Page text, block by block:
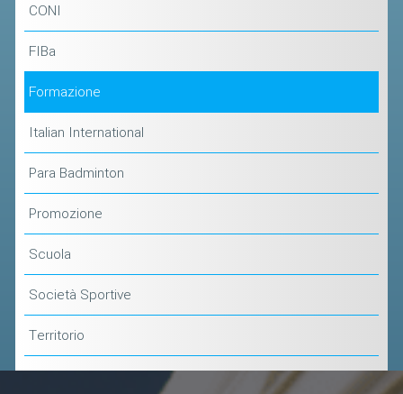
CONI
FIBa
Formazione
Italian International
Para Badminton
Promozione
Scuola
Società Sportive
Territorio
AFFILIARE UN ESD
ALBO D'ORO CAMPIONATI ITALIANI